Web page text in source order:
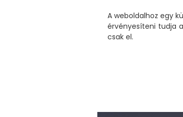
A weboldalhoz egy
érvényesíteni tudja
csak el.